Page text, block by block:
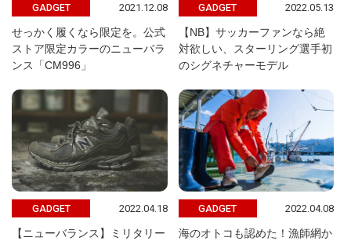
GADGET 2021.12.08
せっかく履くなら限定を。公式
ストア限定カラーのニューバラ
ンス「CM996」
GADGET 2022.05.13
【NB】サッカーファンなら絶
対欲しい、スターリング選手初
のシグネチャーモデル
GADGET 2022.04.18
【ニューバランス】ミリタリー
GADGET 2022.04.08
海のオトコも認めた！漁師網か